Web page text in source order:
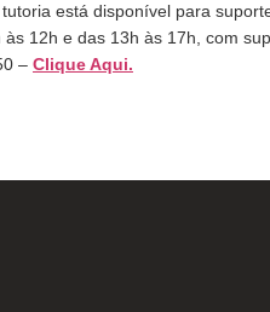
tutoria está disponível para
12h e das 13h às 17h, com
– Clique Aqui.